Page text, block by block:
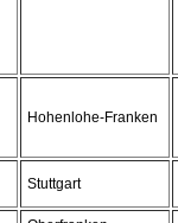
Hohenlohe-Franken
Stuttgart